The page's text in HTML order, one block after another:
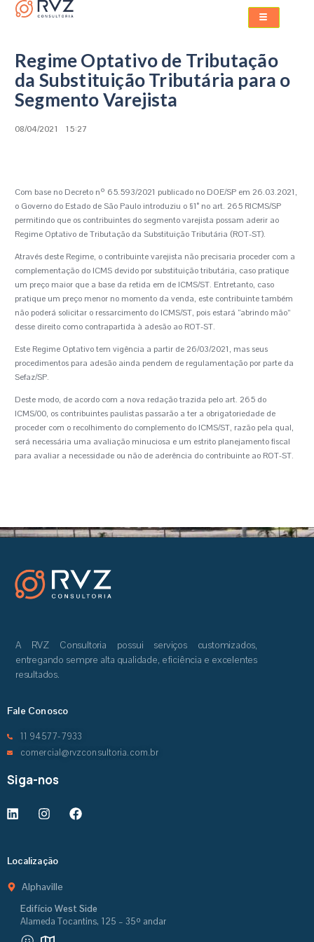
Regime Optativo de Tributação
da Substituição Tributária para o
Segmento Varejista
08/04/2021 15:27
Com base no Decreto nº 65.593/2021 publicado no DOE/SP em 26.03.2021,
o Governo do Estado de São Paulo introduziu o §1° no art. 265 RICMS/SP
permitindo que os contribuintes do segmento varejista possam aderir ao
Regime Optativo de Tributação da Substituição Tributária (ROT-ST).
Através deste Regime, o contribuinte varejista não precisaria proceder com a
complementação do ICMS devido por substituição tributária, caso pratique
um preço maior que a base da retida em de ICMS/ST. Entretanto, caso
pratique um preço menor no momento da venda, este contribuinte também
não poderá solicitar o ressarcimento do ICMS/ST, pois estará “abrindo mão”
desse direito como contrapartida à adesão ao ROT-ST.
Este Regime Optativo tem vigência a partir de 26/03/2021, mas seus
procedimentos para adesão ainda pendem de regulamentação por parte da
Sefaz/SP.
Deste modo, de acordo com a nova redação trazida pelo art. 265 do
ICMS/00, os contribuintes paulistas passarão a ter a obrigatoriedade de
proceder com o recolhimento do complemento do ICMS/ST, razão pela qual,
será necessária uma avaliação minuciosa e um estrito planejamento fiscal
para avaliar a necessidade ou não de aderência do contribuinte ao ROT-ST.
A RVZ Consultoria possui serviços customizados,
entregando sempre alta qualidade, eficiência e excelentes
resultados.
Fale Conosco
11 94577-7933
comercial@rvzconsultoria.com.br
Siga-nos
Localização
Alphaville
Edifício West Side
Alameda Tocantins, 125 – 35º andar